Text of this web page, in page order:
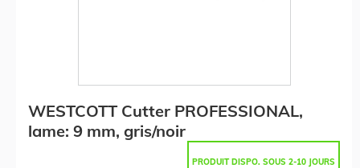
WESTCOTT Cutter PROFESSIONAL,
lame: 9 mm, gris/noir
PRODUIT DISPO. SOUS 2-10 JOURS